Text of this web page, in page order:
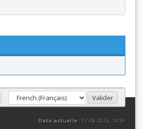
Date actuelle :07-08-2026, 14:59